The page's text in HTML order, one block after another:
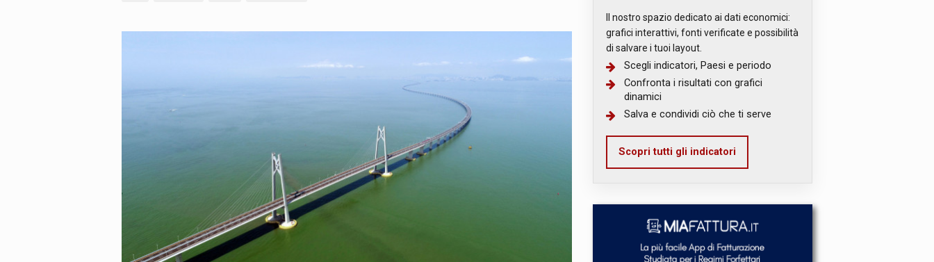
Il nostro spazio dedicato ai dati economici:
grafici interattivi, fonti verificate e possibilità
di salvare i tuoi layout.
Scegli indicatori, Paesi e periodo
Confronta i risultati con grafici
dinamici
Salva e condividi ciò che ti serve
Scopri tutti gli indicatori